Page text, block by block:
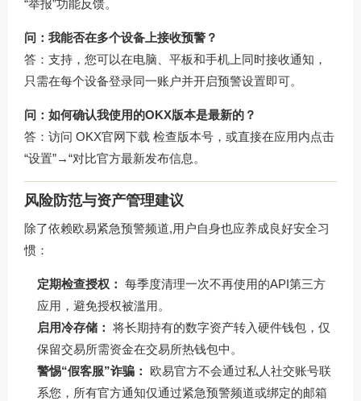
“举报”功能反馈。
问：我能否在多个设备上接收预警？
答：支持，您可以在电脑、平板和手机上同时接收通知，
只需在每个设备登录同一账户并开启预警设置即可。
问：如何确认我使用的OKX版本是最新的？
答：访问 OKX官网下载 检查版本号，或直接在应用内点击
“设置”→“对比官方最新发布信息。
风险防范与资产管理建议
除了依赖欧易紧急预警频道,用户自身也应养成良好安全习
惯：
定期检查授权： 每季度清理一次不再使用的API第三方
应用，避免授权被滥用。
启用冷存储： 将长期持有的数字资产转入硬件钱包，仅
保留交易所需资金在交易所热钱包中。
警惕“假客服”诈骗：
欧易官方不会通过私人社交账号联
系您，所有官方通知仅通过紧急预警频道或绑定的邮箱